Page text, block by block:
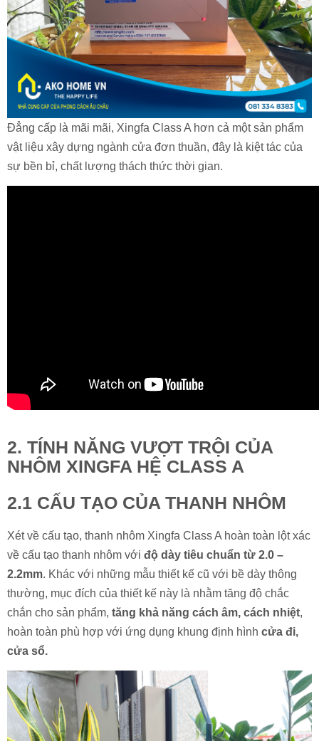
Đẳng cấp là mãi mãi, Xingfa Class A hơn cả một sản phẩm
vật liệu xây dựng ngành cửa đơn thuần, đây là kiệt tác của
sự bền bỉ, chất lượng thách thức thời gian.
2. TÍNH NĂNG VƯỢT TRỘI CỦA
NHÔM XINGFA HỆ CLASS A
2.1 CẤU TẠO CỦA THANH NHÔM
Xét về cấu tạo, thanh nhôm Xingfa Class A hoàn toàn lột xác
về cấu tạo thanh nhôm với độ dày tiêu chuẩn từ 2.0 –
2.2mm. Khác với những mẫu thiết kế cũ với bề dày thông
thường, mục đích của thiết kế này là nhằm tăng độ chắc
chắn cho sản phẩm, tăng khả năng cách âm, cách nhiệt,
hoàn toàn phù hợp với ứng dụng khung định hình cửa đi,
cửa sổ.